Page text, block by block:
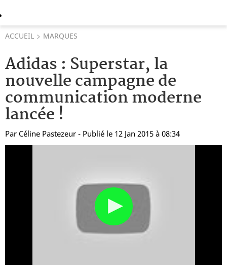
ACCUEIL MARQUES
Adidas : Superstar, la
nouvelle campagne de
communication moderne
lancée !
Par Céline Pastezeur - Publié le 12 Jan 2015 à 08:34